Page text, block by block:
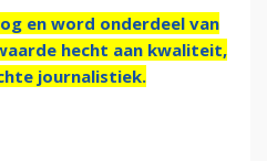
en word onderdeel van
hecht aan kwaliteit,
journalistiek.